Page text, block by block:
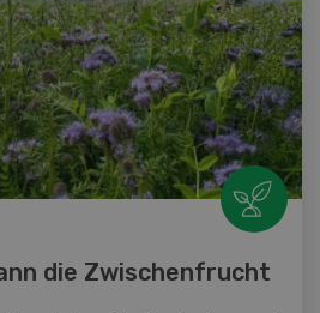
die Zwischenfrucht